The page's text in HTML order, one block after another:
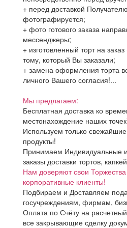
+ перед доставкой
фотографируется;
+ фото готового заказа
мессенджеры;
+ изготовленный торт на заказ
тому, который Вы заказали;
+ замена оформления торта
личного Вашего согласия!...
Мы предлагаем:
Бесплатная доставка ко
местонахождение наших
Используем только
продукты!
Принимаем Индивидуальные
заказы доставки тортов,
Нам доверяют свои
корпоративные клиенты!
Подбираем и Доставляем
госучреждениям, фирмам,
Оплата по Счёту на
все закрывающие сделку